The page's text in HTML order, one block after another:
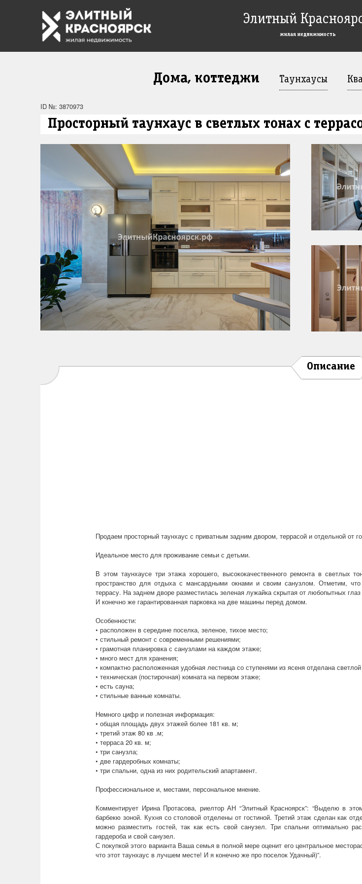
Элитный
жилая недвижимость
Дома, коттеджи Таунхаусы
ID №: 3870973
Просторный таунхаус в светлых тонах с
Описание
Продаем просторный таунхаус с приватным задним двором, террасой и отдельной от
Идеальное место для проживание семьи с детьми.
В этом таунхаусе три этажа хорошего, высококачественного ремонта в светлых
пространство для отдыха с мансардными окнами и своим санузлом. Отметим,
террасу. На заднем дворе разместилась зеленая лужайка скрытая от любопытных
И конечно же гарантированная парковка на две машины перед домом.
Особенности:
• расположен в середине поселка, зеленое, тихое место;
• стильный ремонт с современными решениями;
• грамотная планировка с санузлами на каждом этаже;
• много мест для хранения;
• компактно расположенная удобная лестница со ступенями из ясеня отделана
• техническая (постирочная) комната на первом этаже;
• есть сауна;
• стильные ванные комнаты.
Немного цифр и полезная информация:
• общая площадь двух этажей более 181 кв. м;
• третий этаж 80 кв .м;
• терраса 20 кв. м;
• три санузла;
• две гардеробных комнаты;
• три спальни, одна из них родительский апартамент.
Профессиональное и, местами, персональное мнение.
Комментирует Ирина Протасова, риелтор АН “Элитный Красноярск”: “Выделю в
барбекю зоной. Кухня со столовой отделены от гостиной. Третий этаж сделан как
можно разместить гостей, так как есть свой санузел. Три спальни оптимально
гардероба и свой санузел.
С покупкой этого варианта Ваша семья в полной мере оценит его центральное
что этот таунхаус в лучшем месте! И я конечно же про поселок Удачный)”.